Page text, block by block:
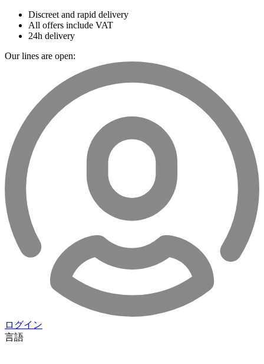
Discreet and rapid delivery
All offers include VAT
24h delivery
Our lines are open:
ログイン
言語